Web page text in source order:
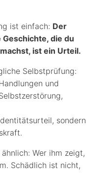
ist einfach: Der
Geschichte, die du
ist ein Urteil.
Selbstprüfung:
und
sondern
Wer ihm zeigt,
Schädlich ist nicht,